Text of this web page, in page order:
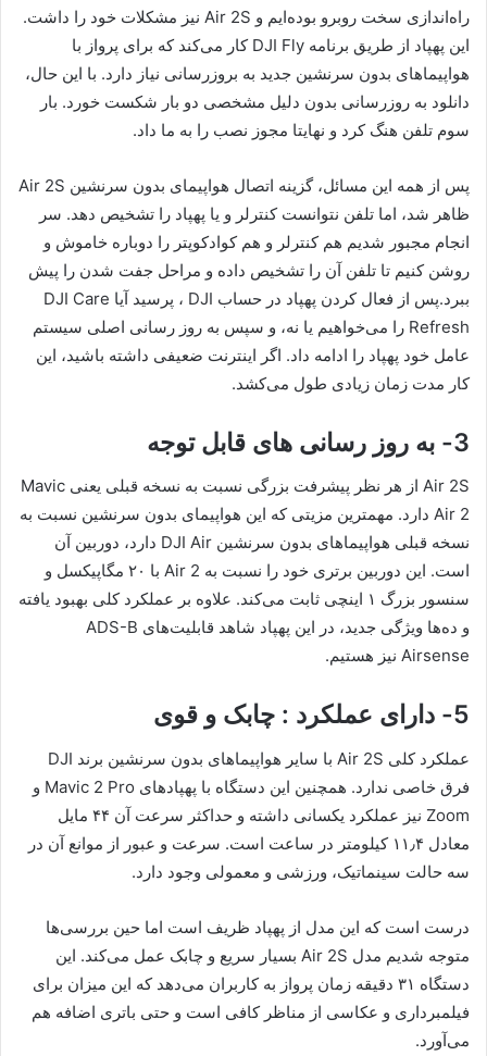
راه‌اندازی سخت روبرو بوده‌ایم و Air 2S نیز مشکلات خود را داشت.
این پهپاد از طریق برنامه DJI Fly کار می‌کند که برای پرواز با
هواپیماهای بدون سرنشین جدید به بروزرسانی نیاز دارد. با این حال،
دانلود به روزرسانی بدون دلیل مشخصی دو بار شکست خورد. بار
سوم تلفن هنگ کرد و نهایتا مجوز نصب را به ما داد.
پس از همه این مسائل، گزینه اتصال هواپیمای بدون سرنشین Air 2S
ظاهر شد، اما تلفن نتوانست کنترلر و یا پهپاد را تشخیص دهد. سر
انجام مجبور شدیم هم کنترلر و هم کوادکوپتر را دوباره خاموش و
روشن کنیم تا تلفن آن را تشخیص داده و مراحل جفت شدن را پیش
ببرد.پس از فعال کردن پهپاد در حساب DJI ، پرسید آیا DJI Care
Refresh را می‌خواهیم یا نه، و سپس به روز رسانی اصلی سیستم
عامل خود پهپاد را ادامه داد. اگر اینترنت ضعیفی داشته باشید، این
کار مدت زمان زیادی طول می‌کشد.
3- به روز رسانی های قابل توجه
Air 2S از هر نظر پیشرفت بزرگی نسبت به نسخه قبلی یعنی Mavic
Air 2 دارد. مهمترین مزیتی که این هواپیمای بدون سرنشین نسبت به
نسخه قبلی هواپیماهای بدون سرنشین DJI Air دارد، دوربین آن
است. این دوربین برتری خود را نسبت به Air 2 با ۲۰ مگاپیکسل و
سنسور بزرگ ۱ اینچی ثابت می‌کند. علاوه بر عملکرد کلی بهبود یافته
و ده‌ها ویژگی جدید، در این پهپاد شاهد قابلیت‌های ADS-B
Airsense نیز هستیم.
5- دارای عملکرد : چابک و قوی
عملکرد کلی Air 2S با سایر هواپیماهای بدون سرنشین برند DJI
فرق خاصی ندارد. همچنین این دستگاه با پهپادهای Mavic 2 Pro و
Zoom نیز عملکرد یکسانی داشته و حداکثر سرعت آن ۴۴ مایل
معادل ۱۱٫۴ کیلومتر در ساعت است. سرعت و عبور از موانع آن در
سه حالت سینماتیک، ورزشی و معمولی وجود دارد.
درست است که این مدل از پهپاد ظریف است اما حین بررسی‌ها
متوجه شدیم مدل Air 2S بسیار سریع و چابک عمل می‌کند. این
دستگاه ۳۱ دقیقه زمان پرواز به کاربران می‌دهد که این میزان برای
فیلمبرداری و عکاسی از مناظر کافی است و حتی باتری اضافه هم
می‌آورد.